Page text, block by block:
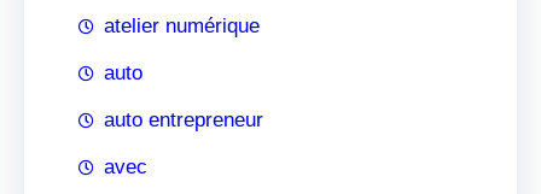
atelier numérique
auto
auto entrepreneur
avec